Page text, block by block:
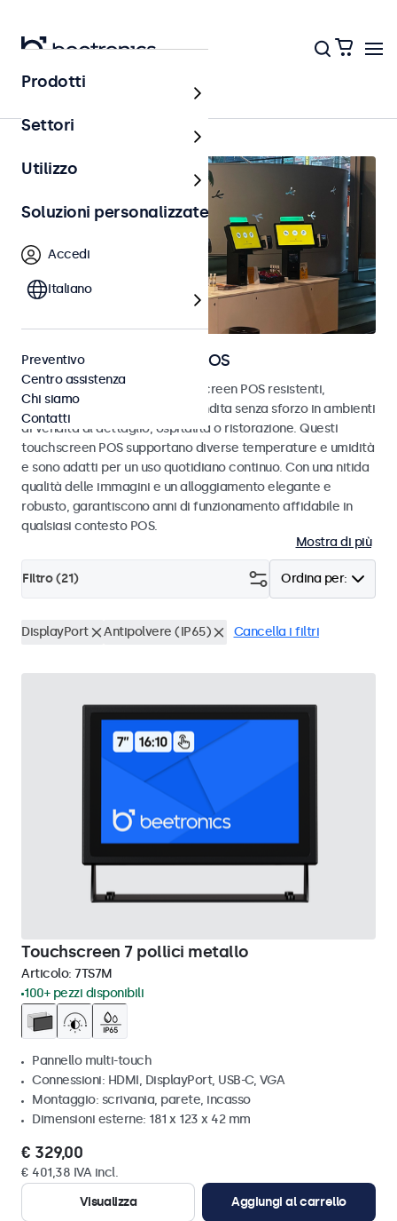
Home
Monitor e touchscreen POS
Scopri i nostri monitor e touchscreen POS resistenti,
progettati per transazioni di vendita senza sforzo in ambienti
di vendita al dettaglio, ospitalità o ristorazione. Questi
touchscreen POS supportano diverse temperature e umidità
e sono adatti per un uso quotidiano continuo. Con una nitida
qualità delle immagini e un alloggiamento elegante e
robusto, garantiscono anni di funzionamento affidabile in
qualsiasi contesto POS.
Mostra di più
Ordina per:
Filtro (21)
DisplayPort Antipolvere (IP65) Cancella i filtri
Touchscreen 7 pollici metallo
Articolo: 7TS7M
100+ pezzi disponibili
Pannello multi-touch
Connessioni: HDMI, DisplayPort, USB-C, VGA
Montaggio: scrivania, parete, incasso
Dimensioni esterne: 181 x 123 x 42 mm
€ 329,00
€ 401,38 IVA incl.
Visualizza
Aggiungi al carrello
Prodotti
Settori
Utilizzo
Soluzioni personalizzate
Accedi
Italiano
Preventivo
Centro assistenza
Chi siamo
Contatti